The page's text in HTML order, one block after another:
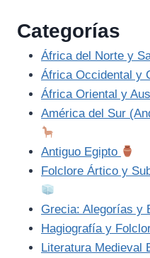
Categorías
África del Norte y
África Occidental y
África Oriental y
América del Sur
Antiguo Egipto
Folclore Ártico y
Grecia: Alegorías y
Hagiografía y
Literatura Medieval